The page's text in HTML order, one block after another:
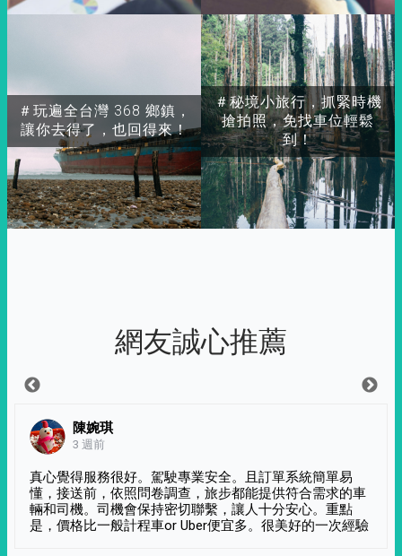
＃玩遍全台灣 368 鄉鎮，
讓你去得了，也回得來！
＃秘境小旅行，抓緊時機
搶拍照，免找車位輕鬆
到！
網友誠心推薦
陳婉琪
3 週前
真心覺得服務很好。駕駛專業安全。且訂單系統簡單易
懂，接送前，依照問卷調查，旅步都能提供符合需求的車
輛和司機。司機會保持密切聯繫，讓人十分安心。重點
是，價格比一般計程車or Uber便宜多。很美好的一次經驗